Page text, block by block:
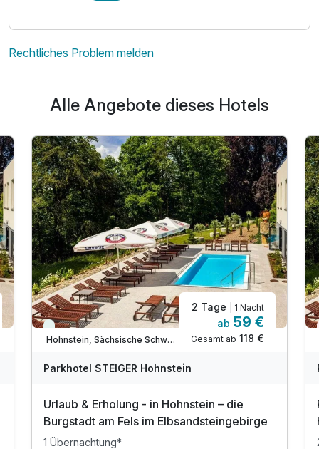
Rechtliches Problem melden
Alle Angebote dieses Hotels
Viele Termine frei
Hohnstein, Sächsische Schweiz / Elbsandsteingebirge
2 Tage | 1 Nacht
ab 59 €
Gesamt ab 118 €
Parkhotel STEIGER Hohnstein
Urlaub & Erholung - in Hohnstein – die
Burgstadt am Fels im Elbsandsteingebirge
1 Übernachtung*